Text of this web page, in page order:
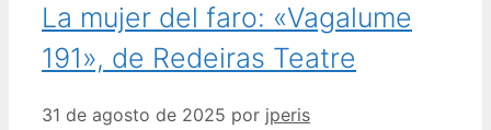
La mujer del faro: «Vagalume
191», de Redeiras Teatre
31 de agosto de 2025 por jperis